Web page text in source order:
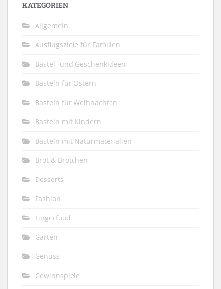
KATEGORIEN
Allgemein
Ausflugsziele für Familien
Bastel- und Geschenkideen
Basteln für Ostern
Basteln für Weihnachten
Basteln mit Kindern
Basteln mit Naturmaterialien
Brot & Brötchen
Desserts
Fashion
Fingerfood
Garten
Genuss
Gewinnspiele